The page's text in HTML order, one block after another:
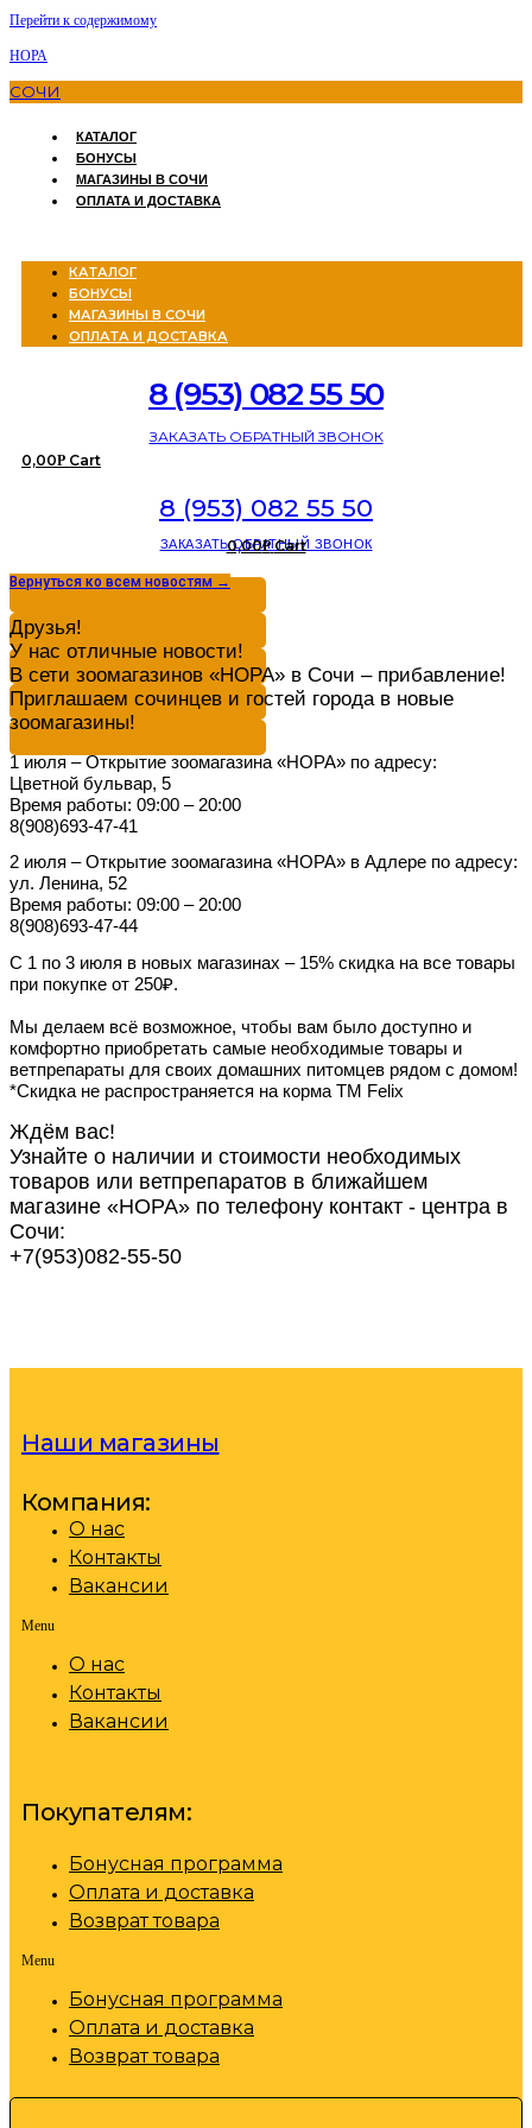
Перейти к содержимому
НОРА
СОЧИ
КАТАЛОГ
БОНУСЫ
МАГАЗИНЫ В СОЧИ
ОПЛАТА И ДОСТАВКА
КАТАЛОГ
БОНУСЫ
МАГАЗИНЫ В СОЧИ
ОПЛАТА И ДОСТАВКА
8 (953) 082 55 50
ЗАКАЗАТЬ ОБРАТНЫЙ ЗВОНОК
0,00Р Cart
8 (953) 082 55 50
ЗАКАЗАТЬ ОБРАТНЫЙ ЗВОНОК
0,00Р Cart
Вернуться ко всем новостям →
Друзья!
У нас отличные новости!
В сети зоомагазинов «НОРА» в Сочи – прибавление!
Приглашаем сочинцев и гостей города в новые
зоомагазины!
1 июля – Открытие зоомагазина «НОРА» по адресу:
Цветной бульвар, 5
Время работы: 09:00 – 20:00
8(908)693-47-41
2 июля – Открытие зоомагазина «НОРА» в Адлере по адресу:
ул. Ленина, 52
Время работы: 09:00 – 20:00
8(908)693-47-44
С 1 по 3 июля в новых магазинах – 15% скидка на все товары
при покупке от 250₽.
Мы делаем всё возможное, чтобы вам было доступно и
комфортно приобретать самые необходимые товары и
ветпрепараты для своих домашних питомцев рядом с домом!
*Скидка не распространяется на корма ТМ Felix
Ждём вас!
Узнайте о наличии и стоимости необходимых
товаров или ветпрепаратов в ближайшем
магазине «НОРА» по телефону контакт - центра в
Сочи:
+7(953)082-55-50
Наши магазины
Компания:
О нас
Контакты
Вакансии
Menu
О нас
Контакты
Вакансии
Покупателям:
Бонусная программа
Оплата и доставка
Возврат товара
Menu
Бонусная программа
Оплата и доставка
Возврат товара